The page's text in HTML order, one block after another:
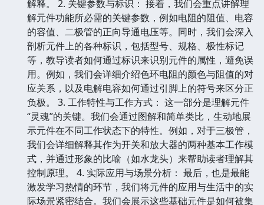
解释。 2. 关键参数与标识： 接着，我们会重点讲解理
解元件功能所必需的关键参数，例如电阻的阻值、电容
的容值、二极管的正向导通电压等。同时，我们会深入
剖析元件上的各种标识，包括型号、规格、极性标记
等，教导读者如何通过标识来识别元件的属性，避免误
用。例如，我们会详细介绍色环电阻的颜色与阻值的对
应关系，以及电解电容如何通过引脚上的符号来区分正
负极。 3. 工作特性与工作方式： 这一部分是理解元件
“灵魂”的关键。我们会通过图解和简单类比，生动地展
示元件在不同工作状态下的特性。例如，对于三极管，
我们会详细解释其作为开关和放大器的两种基本工作模
式，并通过形象的比喻（如水龙头）来帮助读者理解其
控制原理。 4. 实际应用与场景分析： 最后，也是最能
激发学习热情的环节，我们将元件的应用与生活中的实
际场景紧密结合。我们会展示这些基础元件是如何被集